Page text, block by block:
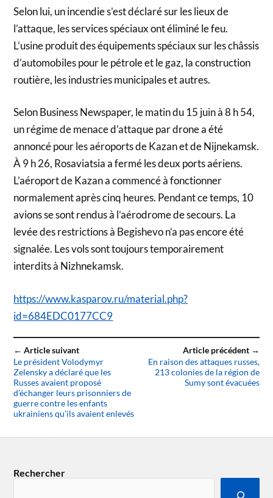
Selon lui, un incendie s’est déclaré sur les lieux de
l’attaque, les services spéciaux ont éliminé le feu.
L’usine produit des équipements spéciaux sur les châssis
d’automobiles pour le pétrole et le gaz, la construction
routière, les industries municipales et autres.
Selon Business Newspaper, le matin du 15 juin à 8 h 54,
un régime de menace d’attaque par drone a été
annoncé pour les aéroports de Kazan et de Nijnekamsk.
À 9 h 26, Rosaviatsia a fermé les deux ports aériens.
L’aéroport de Kazan a commencé à fonctionner
normalement après cinq heures. Pendant ce temps, 10
avions se sont rendus à l’aérodrome de secours. La
levée des restrictions à Begishevo n’a pas encore été
signalée. Les vols sont toujours temporairement
interdits à Nizhnekamsk.
https://www.kasparov.ru/material.php?
id=684EDC0177CC9
← Article suivant
Le président Volodymyr
Zelensky a déclaré que les
Russes avaient proposé
d’échanger leurs prisonniers de
guerre contre les enfants
ukrainiens qu’ils avaient enlevés
Article précédent →
En raison des attaques russes,
213 colonies de la région de
Sumy sont évacuées
Rechercher